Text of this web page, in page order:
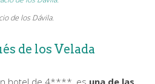
de los Dávila.
de los Velada
hotel de 4****, es una de las